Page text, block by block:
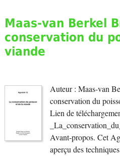
Maas-van Berkel
conservation du
viande
Auteur : Maas-van
conservation du
Lien de
Avant-propos. Cet
aperçu des